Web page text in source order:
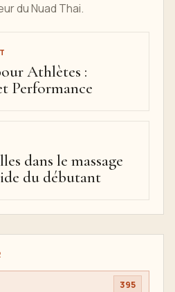
du Nuad Thai.
Athlètes :
Performance
dans le massage
du débutant
395